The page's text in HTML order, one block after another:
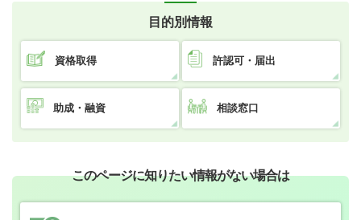
目的別情報
資格取得 許認可・届出
助成・融資 相談窓口
このページに知りたい情報がない場合は